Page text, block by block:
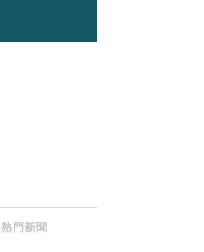
熱門新聞